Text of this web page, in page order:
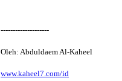
--------------------
Oleh: Abduldaem Al-Kaheel
www.kaheel7.com/id